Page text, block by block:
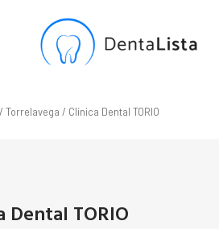
/ Torrelavega / Clínica Dental TORIO
Dental TORIO